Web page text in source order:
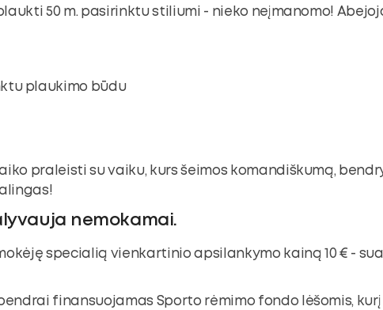
50 m. pasirinktu stiliumi - nieko neįmanomo!
plaukimo būdu
praleisti su vaiku, kurs šeimos komandiškumą,
nemokamai.
specialią vienkartinio apsilankymo kainą 10 € -
finansuojamas Sporto rėmimo fondo lėšomis,